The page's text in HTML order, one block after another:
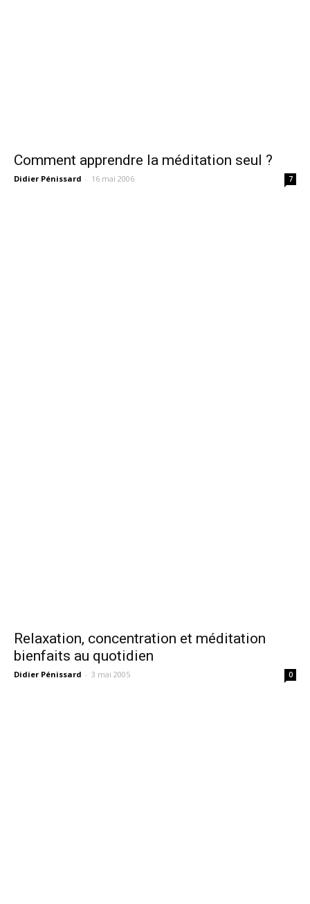
Comment apprendre la méditation seul ?
Didier Pénissard - 16 mai 2006 7
Relaxation, concentration et méditation
bienfaits au quotidien
Didier Pénissard - 3 mai 2005 0